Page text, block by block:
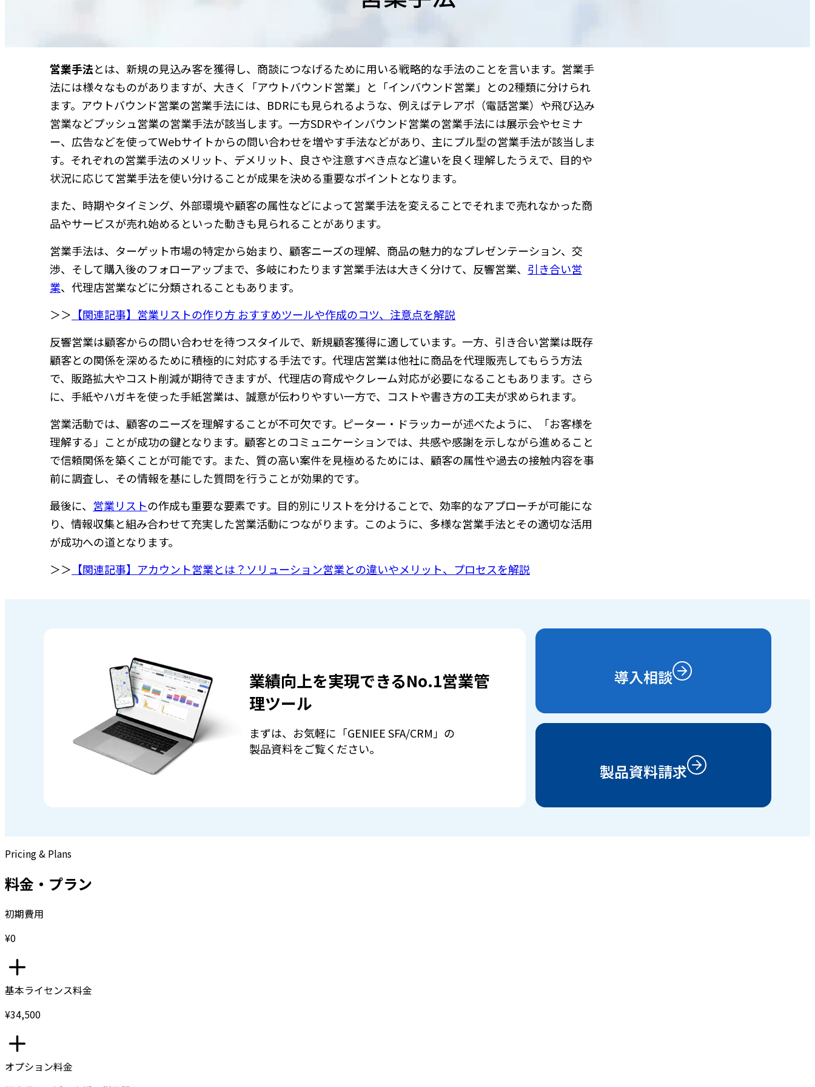
営業手法とは、新規の見込み客を獲得し、商談につなげるために用いる戦略的な手法のことを言います。営業手
法には様々なものがありますが、大きく「アウトバウンド営業」と「インバウンド営業」との2種類に分けられ
ます。アウトバウンド営業の営業手法には、BDRにも見られるような、例えばテレアポ（電話営業）や飛び込み
営業などプッシュ営業の営業手法が該当します。一方SDRやインバウンド営業の営業手法には展示会やセミナ
ー、広告などを使ってWebサイトからの問い合わせを増やす手法などがあり、主にプル型の営業手法が該当しま
す。それぞれの営業手法のメリット、デメリット、良さや注意すべき点など違いを良く理解したうえで、目的や
状況に応じて営業手法を使い分けることが成果を決める重要なポイントとなります。
また、時期やタイミング、外部環境や顧客の属性などによって営業手法を変えることでそれまで売れなかった商
品やサービスが売れ始めるといった動きも見られることがあります。
営業手法は、ターゲット市場の特定から始まり、顧客ニーズの理解、商品の魅力的なプレゼンテーション、交
渉、そして購入後のフォローアップまで、多岐にわたります営業手法は大きく分けて、反響営業、 引き合い営
業、代理店営業などに分類されることもあります。
＞＞ 【関連記事】営業リストの作り方 おすすめツールや作成のコツ、注意点を解説
反響営業は顧客からの問い合わせを待つスタイルで、新規顧客獲得に適しています。一方、引き合い営業は既存
顧客との関係を深めるために積極的に対応する手法です。代理店営業は他社に商品を代理販売してもらう方法
で、販路拡大やコスト削減が期待できますが、代理店の育成やクレーム対応が必要になることもあります。さら
に、手紙やハガキを使った手紙営業は、誠意が伝わりやすい一方で、コストや書き方の工夫が求められます。
営業活動では、顧客のニーズを理解することが不可欠です。ピーター・ドラッカーが述べたように、「お客様を
理解する」ことが成功の鍵となります。顧客とのコミュニケーションでは、共感や感謝を示しながら進めること
で信頼関係を築くことが可能です。また、質の高い案件を見極めるためには、顧客の属性や過去の接触内容を事
前に調査し、その情報を基にした質問を行うことが効果的です。
最後に、 営業リストの作成も重要な要素です。目的別にリストを分けることで、効率的なアプローチが可能にな
り、情報収集と組み合わせて充実した営業活動につながります。このように、多様な営業手法とその適切な活用
が成功への道となります。
＞＞ 【関連記事】アカウント営業とは？ソリューション営業との違いやメリット、プロセスを解説
業績向上を実現できるNo.1営業管
理ツール
まずは、お気軽に「GENIEE SFA/CRM」の
製品資料をご覧ください。
導入相談
製品資料請求
Pricing & Plans
料金・プラン
初期費用
¥0
基本ライセンス料金
¥34,500
オプション料金